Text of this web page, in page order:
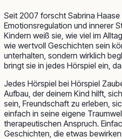
Seit 2007 forscht Sabrina Haase
Emotionsregulation und innerer
Kindern weiß sie, wie viel im
wie wertvoll Geschichten sein
unterhalten, sondern wirklich
bringt sie in jedes Hörspiel ein,
Jedes Hörspiel bei Hörspiel
Aufbau, der deinem Kind hilft,
sein, Freundschaft zu erleben,
einfach in seine eigene
therapeutischen Anspruch.
Geschichten, die etwas